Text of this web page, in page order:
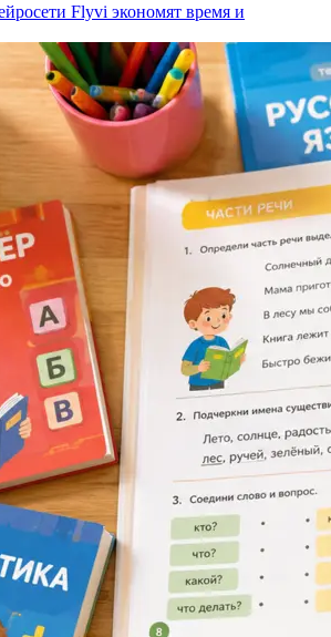
Flyvi экономят время и